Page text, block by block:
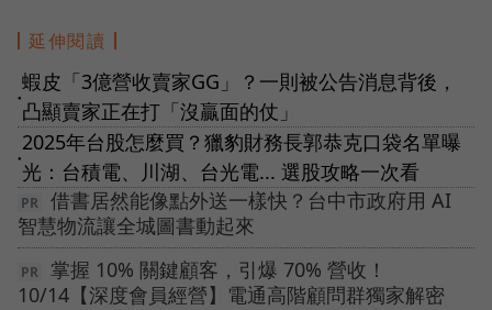
延伸閱讀
●
蝦皮「3億營收賣家GG」？一則被公告消息背後，
凸顯賣家正在打「沒贏面的仗」
●
2025年台股怎麼買？獵豹財務長郭恭克口袋名單曝
光：台積電、川湖、台光電... 選股攻略一次看
借書居然能像點外送一樣快？台中市政府用 AI
智慧物流讓全城圖書動起來
掌握 10% 關鍵顧客，引爆 70% 營收！
10/14【深度會員經營】電通高階顧問群獨家解密